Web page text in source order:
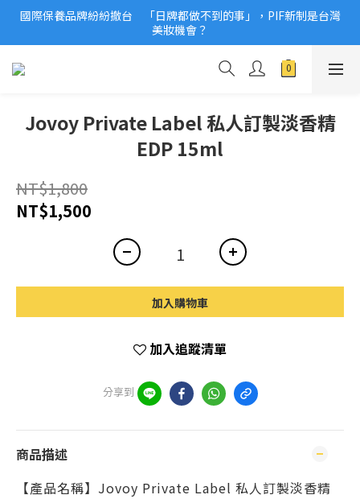
2026美妝小樣、試用品變少？PIF化妝品身分證7月上路！消費者
必懂5觀念
國際保養品牌紛紛撤台　「日牌都做不到的事」，PIF新制是台灣
美妝機會？
2026美妝小樣、試用品變少？PIF化妝品身分證7月上路！消費者
Jovoy Private Label 私人訂製淡香精
EDP 15ml
NT$1,800
NT$1,500
加入購物車
加入追蹤清單
分享到
商品描述
【產品名稱】Jovoy Private Label 私人訂製淡香精